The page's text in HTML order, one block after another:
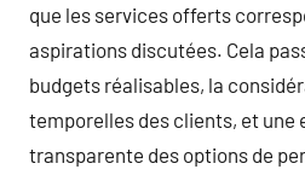
que les services offerts
aspirations discutées. Cela
budgets réalisables, la
temporelles des clients, et une
transparente des options de